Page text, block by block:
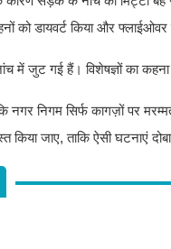
को डायवर्ट किया और
में जुट गई हैं। विशेषज्ञों का
नगर निगम सिर्फ कागज़ों पर
जाए, ताकि ऐसी घटनाएं